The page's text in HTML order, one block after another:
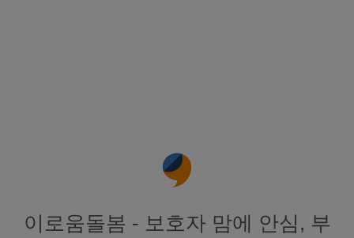
이로움돌봄 - 보호자 맘에 안심, 부